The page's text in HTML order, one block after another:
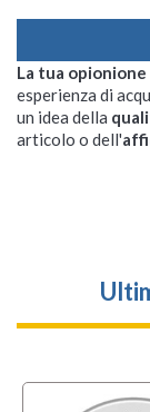
La tua
esperienza di
un idea della
articolo o dell'